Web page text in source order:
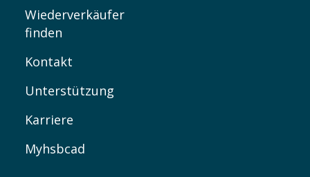
Wiederverkäufer
finden
Kontakt
Unterstützung
Karriere
Myhsbcad